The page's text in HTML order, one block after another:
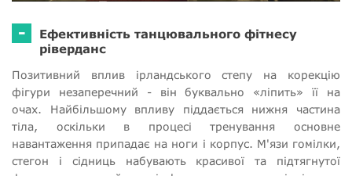
-
Ефективність танцювального фітнесу
ріверданс
Позитивний вплив ірландського степу на корекцію
фігури незаперечний - він буквально «ліпить» її на
очах. Найбільшому впливу піддається нижня частина
тіла, оскільки в процесі тренування основне
навантаження припадає на ноги і корпус. М'язи гомілки,
стегон і сідниць набувають красивої та підтягнутої